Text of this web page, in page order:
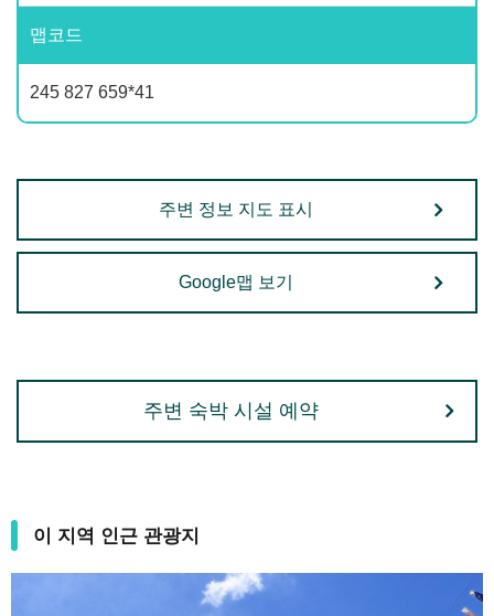
맵코드
245 827 659*41
주변 정보 지도 표시
Google맵 보기
주변 숙박 시설 예약
이 지역 인근 관광지